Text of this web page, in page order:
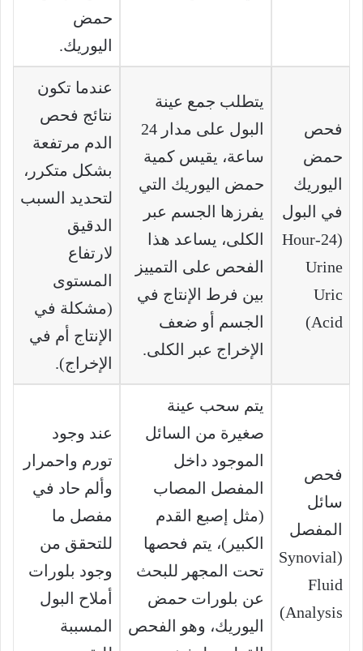
حمض
اليوريك.
فحص
حمض
اليوريك
في البول
(24-Hour
Urine
Uric
Acid)
يتطلب جمع عينة
البول على مدار 24
ساعة، يقيس كمية
حمض اليوريك التي
يفرزها الجسم عبر
الكلى، يساعد هذا
الفحص على التمييز
بين فرط الإنتاج في
الجسم أو ضعف
الإخراج عبر الكلى.
عندما تكون
نتائج فحص
الدم مرتفعة
بشكل متكرر،
لتحديد السبب
الدقيق
لارتفاع
المستوى
(مشكلة في
الإنتاج أم في
الإخراج).
فحص
سائل
المفصل
(Synovial
Fluid
Analysis)
يتم سحب عينة
صغيرة من السائل
الموجود داخل
المفصل المصاب
(مثل إصبع القدم
الكبير)، يتم فحصها
تحت المجهر للبحث
عن بلورات حمض
اليوريك، وهو الفحص
عند وجود
تورم واحمرار
وألم حاد في
مفصل ما
للتحقق من
وجود بلورات
أملاح البول
المسببة